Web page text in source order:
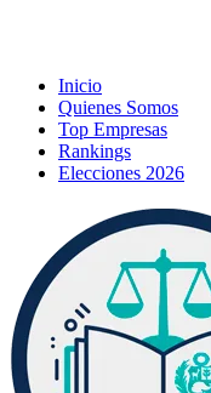
Inicio
Quienes Somos
Top Empresas
Rankings
Elecciones 2026